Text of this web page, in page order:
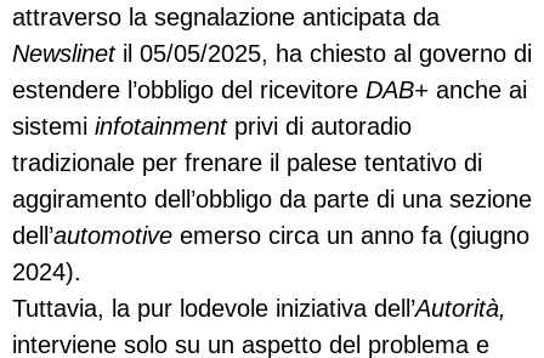
attraverso la segnalazione anticipata da
Newslinetil 05/05/2025, ha chiesto al governo di
estendere l’obbligo del ricevitore DAB+ anche ai
sistemi infotainmentprivi di autoradio
tradizionale per frenare il palese tentativo di
aggiramento dell’obbligo da parte di una sezione
dell’automotive emerso circa un anno fa (giugno
2024).
Tuttavia, la pur lodevole iniziativa dell’Autorità,
interviene solo su un aspetto del problema e